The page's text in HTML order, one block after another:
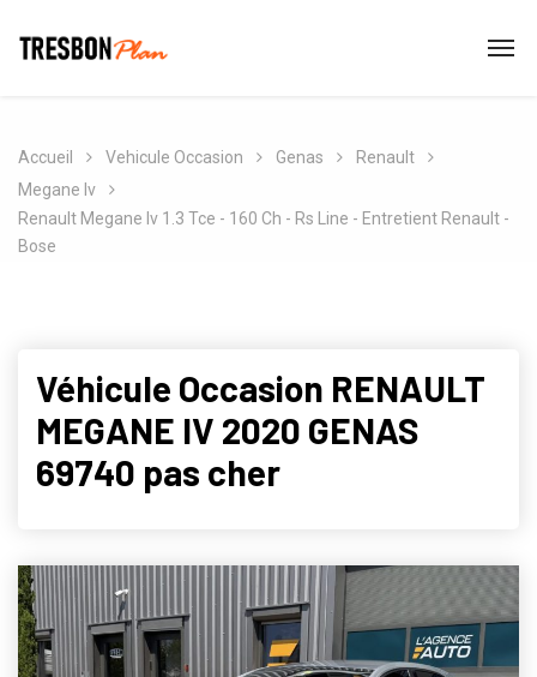
Accueil Vehicule Occasion Genas
Renault
Megane Iv
Renault Megane Iv 1.3 Tce - 160 Ch - Rs Line - Entretient Renault -
Bose
Véhicule Occasion RENAULT
MEGANE IV 2020 GENAS
69740 pas cher